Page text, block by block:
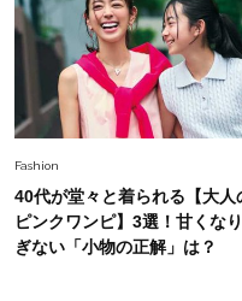
Fashion
40代が堂々と着られる【大人
ピンクワンピ】3選！甘くな
ぎない「小物の正解」は？